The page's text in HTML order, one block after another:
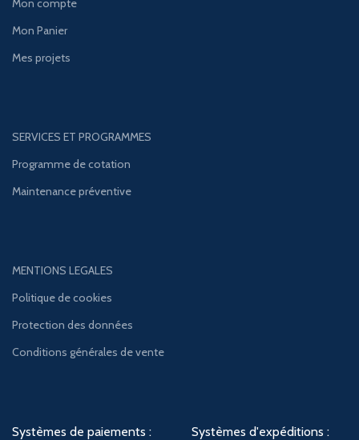
Mon compte
Mon Panier
Mes projets
SERVICES ET PROGRAMMES
Programme de cotation
Maintenance préventive
MENTIONS LEGALES
Politique de cookies
Protection des données
Conditions générales de vente
Systèmes de paiements : Systèmes d'expéditions :